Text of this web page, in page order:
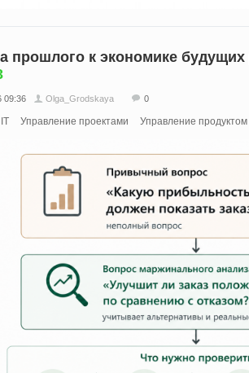
прошлого к экономике
09:36 Olga_Grodskaya 0
Управление проектами Управление продуктом